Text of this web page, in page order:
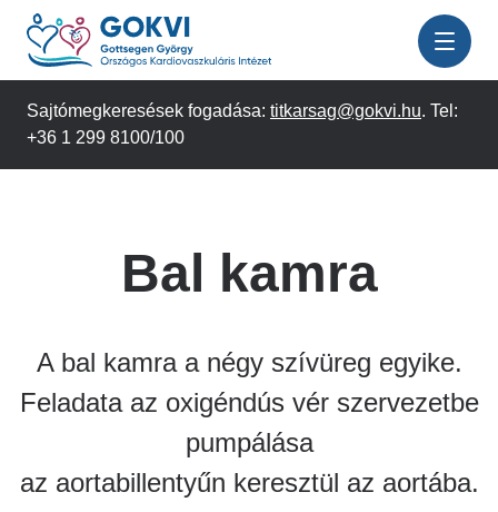
Ugrás
tartalomra
Sajtómegkeresések fogadása: titkarsag@gokvi.hu. Tel:
+36 1 299 8100/100
Bal kamra
A bal kamra a négy szívüreg egyike.
Feladata az oxigéndús vér szervezetbe
pumpálása
az aortabillentyűn keresztül az aortába.